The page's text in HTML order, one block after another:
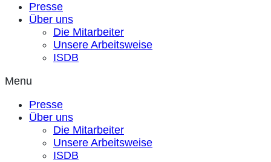
Presse
Über uns
Die Mitarbeiter
Unsere Arbeitsweise
ISDB
Menu
Presse
Über uns
Die Mitarbeiter
Unsere Arbeitsweise
ISDB